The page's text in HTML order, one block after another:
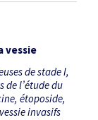
vessie
de stade I,
de l’étude du
étoposide,
invasifs